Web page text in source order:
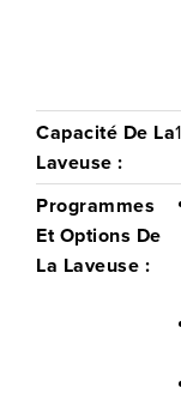
Capacité De La
Laveuse :
1
Programmes
Et Options De
La Laveuse :